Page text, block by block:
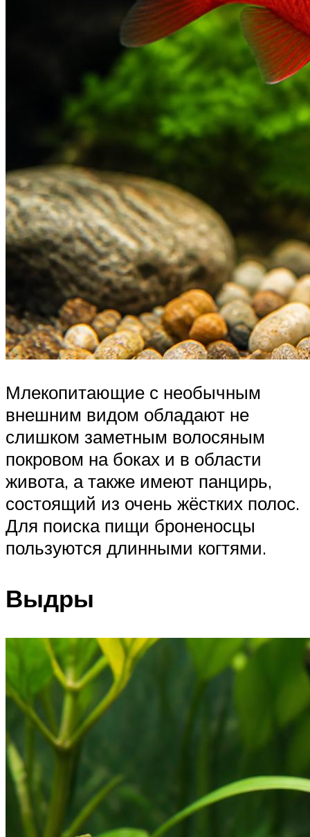
Млекопитающие с необычным
внешним видом обладают не
слишком заметным волосяным
покровом на боках и в области
живота, а также имеют панцирь,
состоящий из очень жёстких полос.
Для поиска пищи броненосцы
пользуются длинными когтями.
Выдры